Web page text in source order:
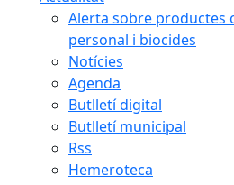
Alerta sobre productes
personal i biocides
Notícies
Agenda
Butlletí digital
Butlletí municipal
Rss
Hemeroteca